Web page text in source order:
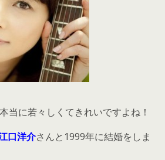
当に若々しくてきれいですよね！
口洋介さんと1999年に結婚をしま